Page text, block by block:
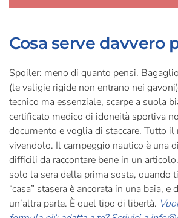
Cosa serve davvero
Spoiler: meno di quanto pensi.
(le valigie rigide non entrano nei
tecnico ma essenziale, scarpe a suola
certificato medico di idoneità sportiva
documento e voglia di staccare. Tutto il
vivendolo. Il campeggio nautico è una
difficili da raccontare bene in un
solo la sera della prima sosta, quando
“casa” stasera è ancorata in una baia, e
un’altra parte. È quel tipo di libertà.